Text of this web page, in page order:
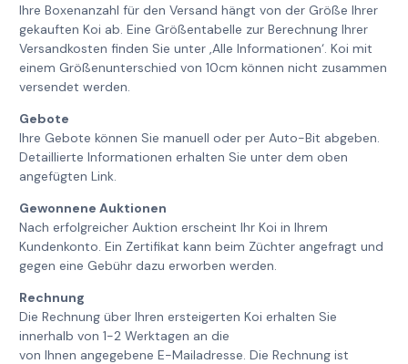
Ihre Boxenanzahl für den Versand hängt von der Größe Ihrer
gekauften Koi ab. Eine Größentabelle zur Berechnung Ihrer
Versandkosten finden Sie unter ‚Alle Informationen‘. Koi mit
einem Größenunterschied von 10cm können nicht zusammen
versendet werden.
Gebote
Ihre Gebote können Sie manuell oder per Auto-Bit abgeben.
Detaillierte Informationen erhalten Sie unter dem oben
angefügten Link.
Gewonnene Auktionen
Nach erfolgreicher Auktion erscheint Ihr Koi in Ihrem
Kundenkonto. Ein Zertifikat kann beim Züchter angefragt und
gegen eine Gebühr dazu erworben werden.
Rechnung
Die Rechnung über Ihren ersteigerten Koi erhalten Sie
innerhalb von 1-2 Werktagen an die
von Ihnen angegebene E-Mailadresse. Die Rechnung ist